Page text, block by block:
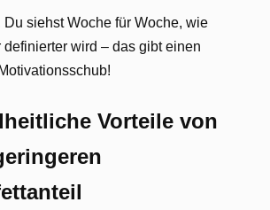
Du siehst Woche für Woche, wie
definierter wird – das gibt einen
Vorteile von